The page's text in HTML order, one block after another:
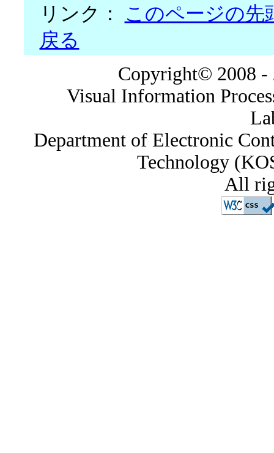
リンク： このページの先
戻る
Copyright© 2008 -
Visual Information
Department of Electronic
Technology
All